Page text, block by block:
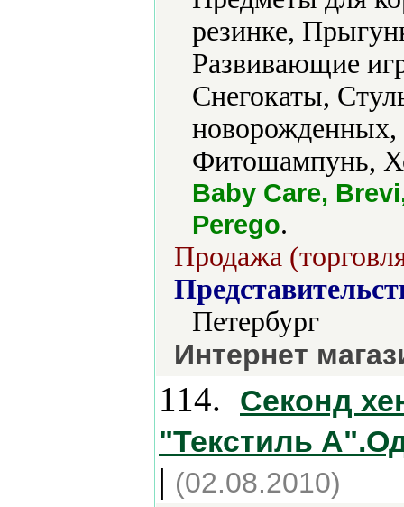
резинке,
Развивающие
Снегокаты,
Фитошампунь,
Baby Care,
Perego.
Продажа
Петербург
Интернет
114.
Секонд
"Текстиль
| (02.08.2010)